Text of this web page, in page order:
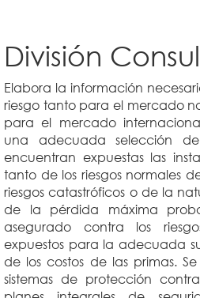
División
Elabora la información
riesgo tanto para el mercado
para el mercado
una adecuada selección
encuentran expuestas las
tanto de los riesgos normales
riesgos catastróficos o de la
de la pérdida máxima
asegurado contra los
expuestos para la adecuada
de los costos de las primas.
sistemas de protección